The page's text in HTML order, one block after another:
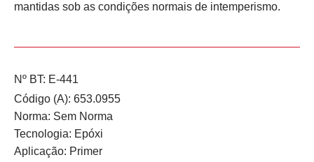
mantidas sob as condições normais de intemperismo.
Nº BT: E-441
Código (A): 653.0955
Norma: Sem Norma
Tecnologia: Epóxi
Aplicação: Primer